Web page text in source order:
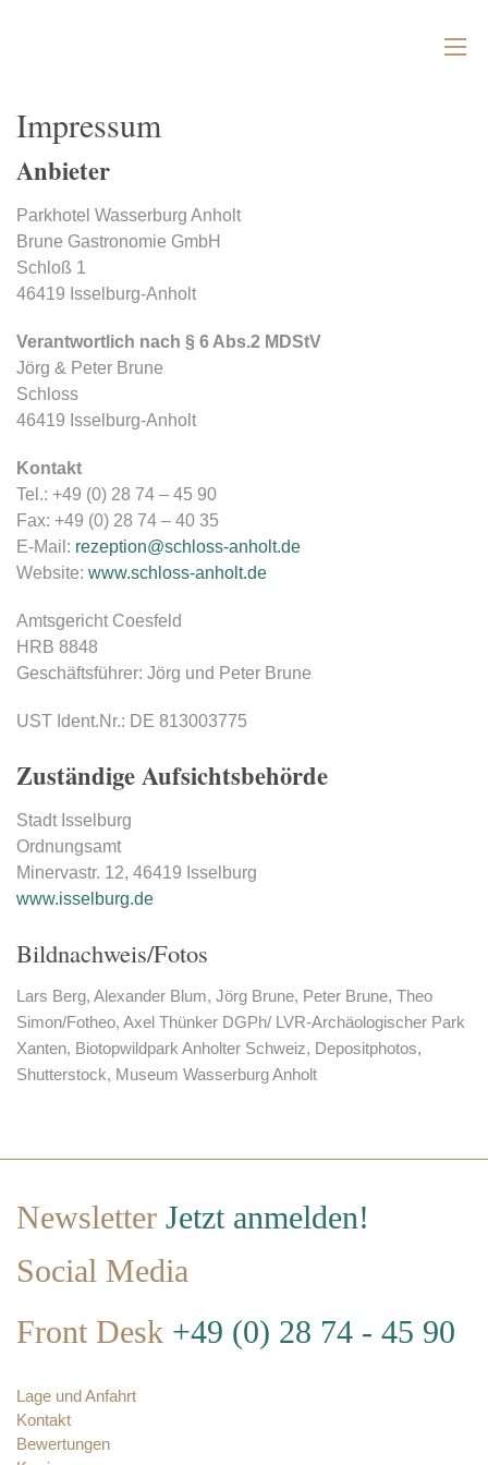
Impressum
Anbieter
Parkhotel Wasserburg Anholt
Brune Gastronomie GmbH
Schloß 1
46419 Isselburg-Anholt
Verantwortlich nach § 6 Abs.2 MDStV
Jörg & Peter Brune
Schloss
46419 Isselburg-Anholt
Kontakt
Tel.: +49 (0) 28 74 – 45 90
Fax: +49 (0) 28 74 – 40 35
E-Mail: rezeption@schloss-anholt.de
Website: www.schloss-anholt.de
Amtsgericht Coesfeld
HRB 8848
Geschäftsführer: Jörg und Peter Brune
UST Ident.Nr.: DE 813003775
Zuständige Aufsichtsbehörde
Stadt Isselburg
Ordnungsamt
Minervastr. 12, 46419 Isselburg
www.isselburg.de
Bildnachweis/Fotos
Lars Berg, Alexander Blum, Jörg Brune, Peter Brune, Theo
Simon/Fotheo, Axel Thünker DGPh/ LVR-Archäologischer Park
Xanten, Biotopwildpark Anholter Schweiz, Depositphotos,
Shutterstock, Museum Wasserburg Anholt
Lage und Anfahrt
Kontakt
Bewertungen
Newsletter Jetzt anmelden!
Social Media
Front Desk +49 (0) 28 74 - 45 90